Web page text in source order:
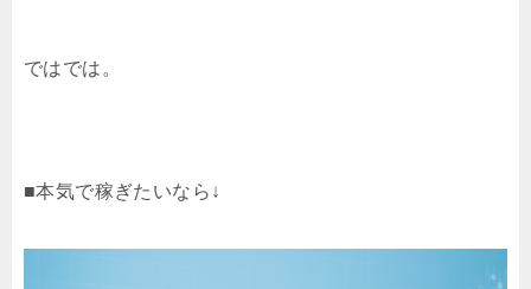
ではでは。
■本気で稼ぎたいなら↓